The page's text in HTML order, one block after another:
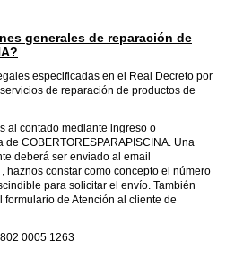
generales de reparación de
especificadas en el Real Decreto por
de reparación de productos de
al contado mediante ingreso o
COBERTORESPARAPISCINA. Una
deberá ser enviado al email
haznos constar como concepto el número
para solicitar el envío. También
de Atención al cliente de
0005 1263